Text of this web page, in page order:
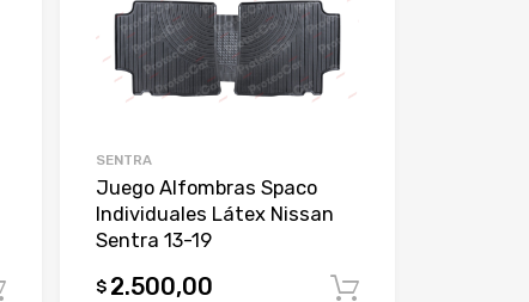
Comprar
SENTRA
Juego Alfombras Spaco
Individuales Látex Nissan
Sentra 13-19
$ 2.500,00